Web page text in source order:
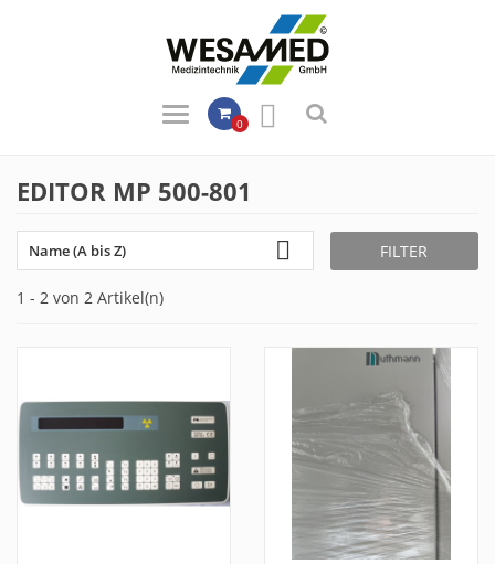
0 
EDITOR MP 500-801
Name (A bis Z)  FILTER
1 - 2 von 2 Artikel(n)